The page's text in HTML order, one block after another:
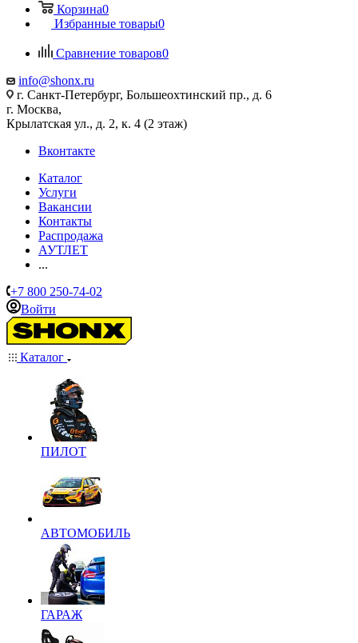
Корзина0
Избранные товары0
Сравнение товаров0
info@shonx.ru
г. Санкт-Петербург, Большеохтинский пр., д. 6
г. Москва,
Крылатская ул., д. 2, к. 4 (2 этаж)
Вконтакте
Каталог
Услуги
Вакансии
Контакты
Распродажа
АУТЛЕТ
...
+7 800 250-74-02
Войти
Каталог
ПИЛОТ
АВТОМОБИЛЬ
ГАРАЖ